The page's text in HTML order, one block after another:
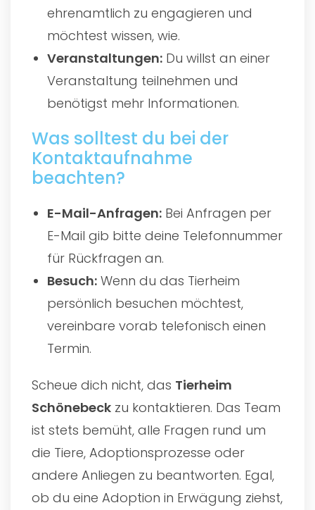
ehrenamtlich zu engagieren und
möchtest wissen, wie.
Veranstaltungen: Du willst an einer
Veranstaltung teilnehmen und
benötigst mehr Informationen.
Was solltest du bei der
Kontaktaufnahme
beachten?
E-Mail-Anfragen: Bei Anfragen per
E-Mail gib bitte deine Telefonnummer
für Rückfragen an.
Besuch: Wenn du das Tierheim
persönlich besuchen möchtest,
vereinbare vorab telefonisch einen
Termin.
Scheue dich nicht, das Tierheim
Schönebeck zu kontaktieren. Das Team
ist stets bemüht, alle Fragen rund um
die Tiere, Adoptionsprozesse oder
andere Anliegen zu beantworten. Egal,
ob du eine Adoption in Erwägung ziehst,